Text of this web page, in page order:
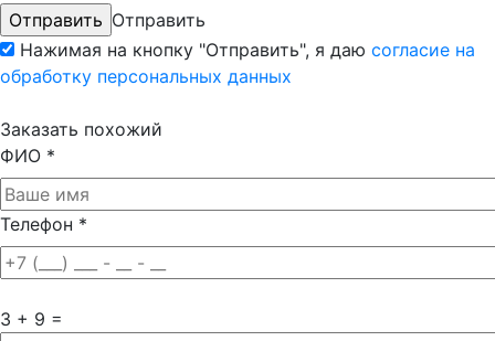
Отправить
Нажимая на кнопку "Отправить", я даю согласие на
обработку персональных данных
Заказать похожий
ФИО *
Телефон *
3 + 9 =